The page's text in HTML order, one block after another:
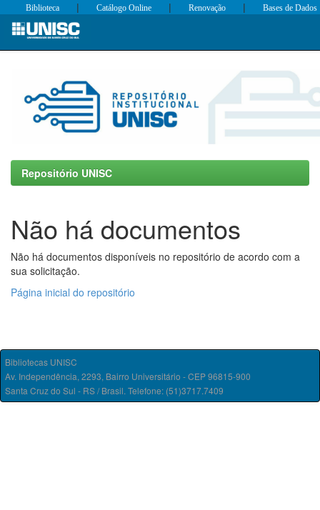
Skip
Biblioteca | Catálogo Online | Renovação | Bases de Dados
Repositório UNISC
Não há documentos
Não há documentos disponíveis no repositório de acordo com a
sua solicitação.
Página inicial do repositório
Bibliotecas UNISC
Av. Independência, 2293, Bairro Universitário - CEP 96815-900
Santa Cruz do Sul - RS / Brasil. Telefone: (51)3717.7409